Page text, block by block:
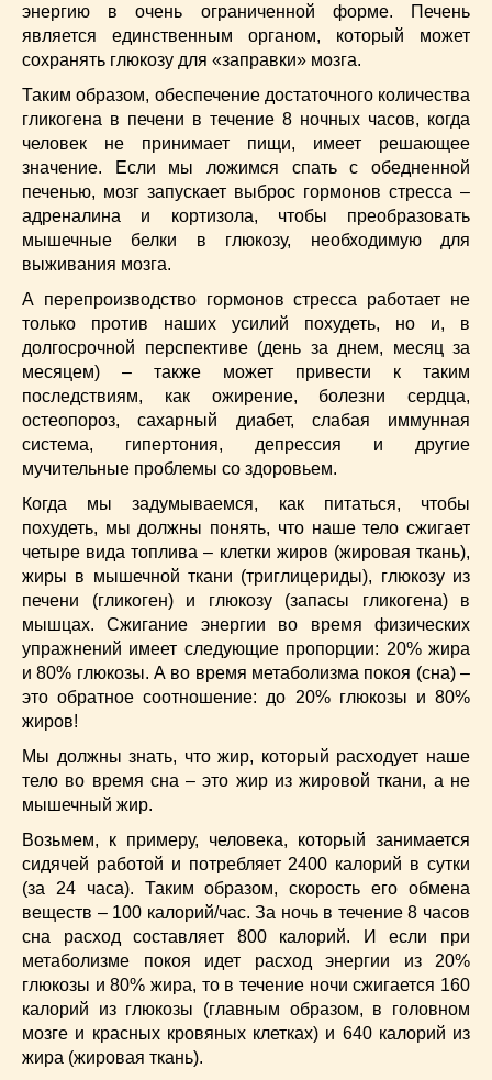
энергию в очень ограниченной форме. Печень
является единственным органом, который может
сохранять глюкозу для «заправки» мозга.
Таким образом, обеспечение достаточного количества
гликогена в печени в течение 8 ночных часов, когда
человек не принимает пищи, имеет решающее
значение. Если мы ложимся спать с обедненной
печенью, мозг запускает выброс гормонов стресса –
адреналина и кортизола, чтобы преобразовать
мышечные белки в глюкозу, необходимую для
выживания мозга.
А перепроизводство гормонов стресса работает не
только против наших усилий похудеть, но и, в
долгосрочной перспективе (день за днем, месяц за
месяцем) – также может привести к таким
последствиям, как ожирение, болезни сердца,
остеопороз, сахарный диабет, слабая иммунная
система, гипертония, депрессия и другие
мучительные проблемы со здоровьем.
Когда мы задумываемся, как питаться, чтобы
похудеть, мы должны понять, что наше тело сжигает
четыре вида топлива – клетки жиров (жировая ткань),
жиры в мышечной ткани (триглицериды), глюкозу из
печени (гликоген) и глюкозу (запасы гликогена) в
мышцах. Сжигание энергии во время физических
упражнений имеет следующие пропорции: 20% жира
и 80% глюкозы. А во время метаболизма покоя (сна) –
это обратное соотношение: до 20% глюкозы и 80%
жиров!
Мы должны знать, что жир, который расходует наше
тело во время сна – это жир из жировой ткани, а не
мышечный жир.
Возьмем, к примеру, человека, который занимается
сидячей работой и потребляет 2400 калорий в сутки
(за 24 часа). Таким образом, скорость его обмена
веществ – 100 калорий/час. За ночь в течение 8 часов
сна расход составляет 800 калорий. И если при
метаболизме покоя идет расход энергии из 20%
глюкозы и 80% жира, то в течение ночи сжигается 160
калорий из глюкозы (главным образом, в головном
мозге и красных кровяных клетках) и 640 калорий из
жира (жировая ткань).